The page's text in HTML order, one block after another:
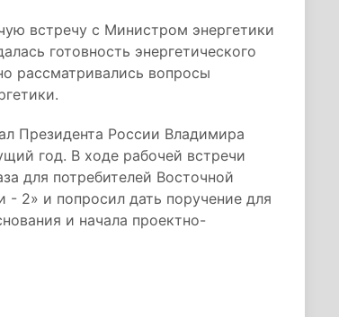
встречу с Министром энергетики
готовность энергетического
рассматривались вопросы
Президента России Владимира
год. В ходе рабочей встречи
для потребителей Восточной
2» и попросил дать поручение для
и начала проектно-